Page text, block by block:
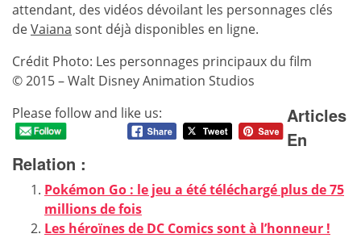
attendant, des vidéos dévoilant les personnages clés
deVaiana sont déjà disponibles en ligne.
Crédit Photo: Les personnages principaux du film
© 2015 – Walt Disney Animation Studios
Please follow and like us:
Articles
En
Relation :
Pokémon Go : le jeu a été téléchargé plus de 75
millions de fois
Les héroïnes de DC Comics sont à l’honneur !